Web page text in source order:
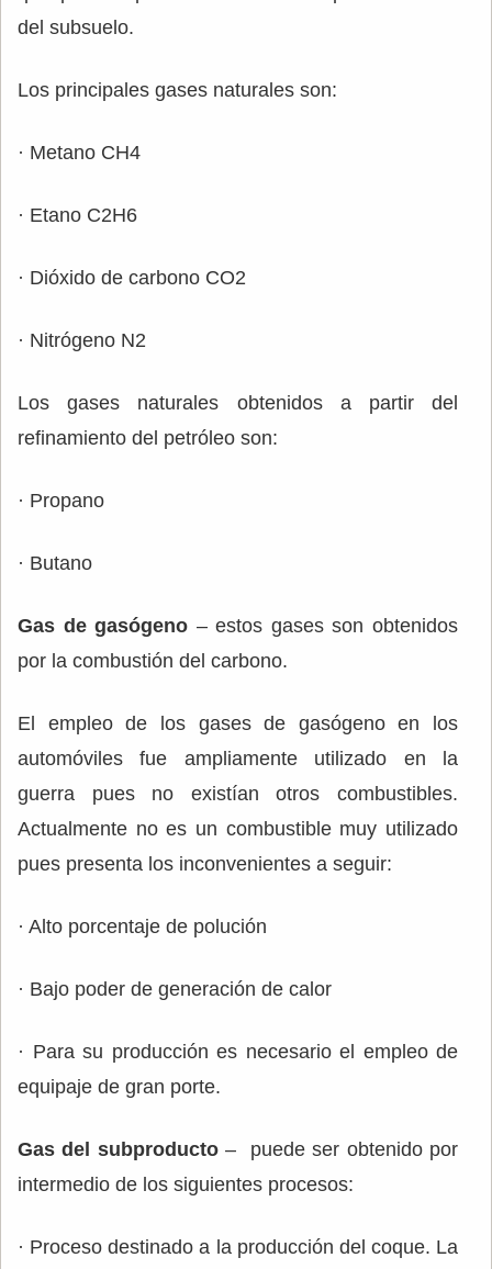
del subsuelo.
Los principales gases naturales son:
· Metano CH4
· Etano C2H6
· Dióxido de carbono CO2
· Nitrógeno N2
Los gases naturales obtenidos a partir del
refinamiento del petróleo son:
· Propano
· Butano
Gas de gasógeno – estos gases son obtenidos
por la combustión del carbono.
El empleo de los gases de gasógeno en los
automóviles fue ampliamente utilizado en la
guerra pues no existían otros combustibles.
Actualmente no es un combustible muy utilizado
pues presenta los inconvenientes a seguir:
· Alto porcentaje de polución
· Bajo poder de generación de calor
· Para su producción es necesario el empleo de
equipaje de gran porte.
Gas del subproducto– puede ser obtenido por
intermedio de los siguientes procesos:
· Proceso destinado a la producción del coque. La